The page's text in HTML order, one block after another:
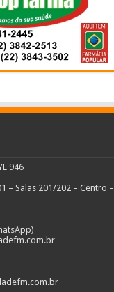
946
– Salas 201/202 – Centro –